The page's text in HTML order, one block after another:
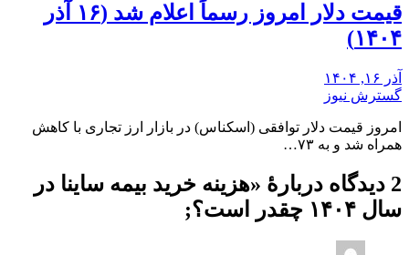
قیمت دلار امروز رسماً اعلام شد (۱۶ آذر
۱۴۰۴)
آذر ۱۶, ۱۴۰۴
گسترش نیوز
امروز قیمت دلار توافقی (اسکناس) در بازار ارز تجاری با کاهش
همراه شد و به ۷۳…
2 دیدگاه دربارهٔ «
هزینه خرید بیمه ساینا در
سال ۱۴۰۴ چقدر است؟
;